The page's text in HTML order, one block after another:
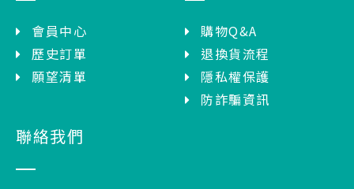
會員中心
歷史訂單
願望清單
購物Q&A
退換貨流程
隱私權保護
防詐騙資訊
聯絡我們